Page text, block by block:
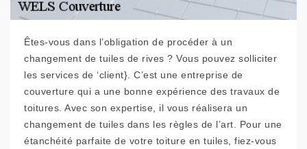
Êtes-vous dans l’obligation de procéder à un
changement de tuiles de rives ? Vous pouvez solliciter
les services de ‘client}. C’est une entreprise de
couverture qui a une bonne expérience des travaux de
toitures. Avec son expertise, il vous réalisera un
changement de tuiles dans les règles de l’art. Pour une
étanchéité parfaite de votre toiture en tuiles, fiez-vous